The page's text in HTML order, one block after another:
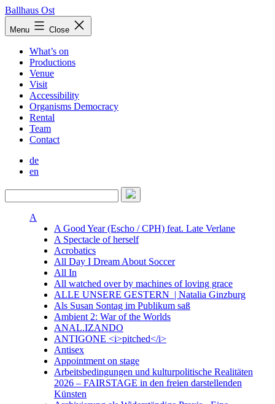
Skip
to
content
Ballhaus Ost
Ballhaus
Ost
Menu Close
What’s on
Productions
Venue
Visit
Accessibility
Organisms Democracy
Rental
Team
Contact
de
en
A
A Good Year (Escho / CPH) feat. Late Verlane
A Spectacle of herself
Acrobatics
All Day I Dream About Soccer
All In
All watched over by machines of loving grace
ALLE UNSERE GESTERN | Natalia Ginzburg
Als Susan Sontag im Publikum saß
Ambient 2: War of the Worlds
ANAL.IZANDO
ANTIGONE <i>pitched</i>
Antisex
Appointment on stage
Arbeitsbedingungen und kulturpolitische Realitäten
2026 – FAIRSTAGE in den freien darstellenden
Künsten